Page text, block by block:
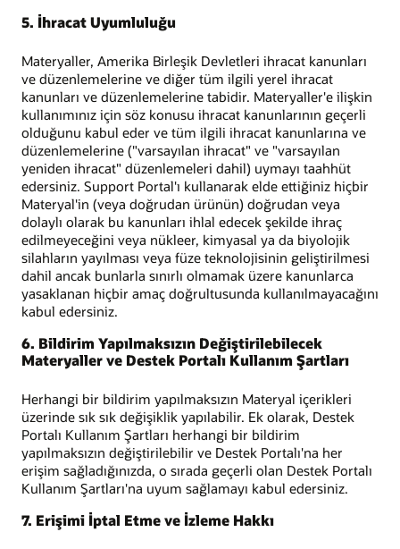
5. İhracat Uyumluluğu
Materyaller, Amerika Birleşik Devletleri ihracat kanunları
ve düzenlemelerine ve diğer tüm ilgili yerel ihracat
kanunları ve düzenlemelerine tabidir. Materyaller'e ilişkin
kullanımınız için söz konusu ihracat kanunlarının geçerli
olduğunu kabul eder ve tüm ilgili ihracat kanunlarına ve
düzenlemelerine ("varsayılan ihracat" ve "varsayılan
yeniden ihracat" düzenlemeleri dahil) uymayı taahhüt
edersiniz. Support Portal'ı kullanarak elde ettiğiniz hiçbir
Materyal'in (veya doğrudan ürünün) doğrudan veya
dolaylı olarak bu kanunları ihlal edecek şekilde ihraç
edilmeyeceğini veya nükleer, kimyasal ya da biyolojik
silahların yayılması veya füze teknolojisinin geliştirilmesi
dahil ancak bunlarla sınırlı olmamak üzere kanunlarca
yasaklanan hiçbir amaç doğrultusunda kullanılmayacağını
kabul edersiniz.
6. Bildirim Yapılmaksızın Değiştirilebilecek
Materyaller ve Destek Portalı Kullanım Şartları
Herhangi bir bildirim yapılmaksızın Materyal içerikleri
üzerinde sık sık değişiklik yapılabilir. Ek olarak, Destek
Portalı Kullanım Şartları herhangi bir bildirim
yapılmaksızın değiştirilebilir ve Destek Portalı'na her
erişim sağladığınızda, o sırada geçerli olan Destek Portalı
Kullanım Şartları'na uyum sağlamayı kabul edersiniz.
7. Erişimi İptal Etme ve İzleme Hakkı